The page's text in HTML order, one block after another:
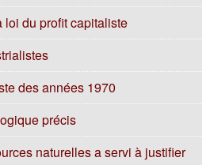
loi du profit capitaliste
des années 1970
précis
naturelles a servi à justifier